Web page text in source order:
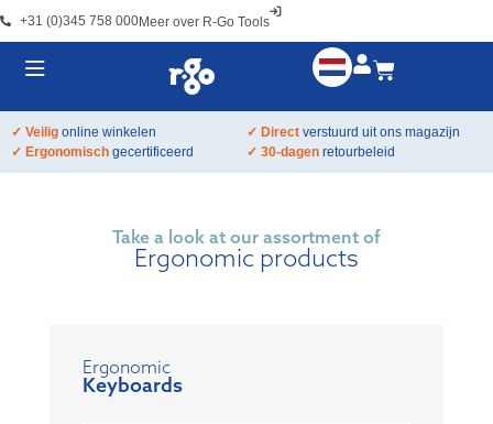
+31 (0)345 758 000Meer over R-Go Tools
✓ Veilig online winkelen ✓ Direct verstuurd uit ons magazijn
✓ Ergonomisch gecertificeerd ✓ 30-dagen retourbeleid
Take a look at our assortment of
Ergonomic products
Ergonomic
Keyboards